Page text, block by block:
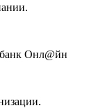
Онл@йн